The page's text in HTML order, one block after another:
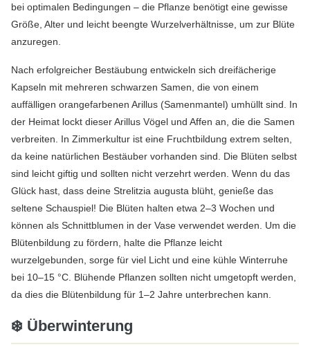
bei optimalen Bedingungen – die Pflanze benötigt eine gewisse
Größe, Alter und leicht beengte Wurzelverhältnisse, um zur Blüte
anzuregen.
Nach erfolgreicher Bestäubung entwickeln sich dreifächerige
Kapseln mit mehreren schwarzen Samen, die von einem
auffälligen orangefarbenen Arillus (Samenmantel) umhüllt sind. In
der Heimat lockt dieser Arillus Vögel und Affen an, die die Samen
verbreiten. In Zimmerkultur ist eine Fruchtbildung extrem selten,
da keine natürlichen Bestäuber vorhanden sind. Die Blüten selbst
sind leicht giftig und sollten nicht verzehrt werden. Wenn du das
Glück hast, dass deine Strelitzia augusta blüht, genieße das
seltene Schauspiel! Die Blüten halten etwa 2–3 Wochen und
können als Schnittblumen in der Vase verwendet werden. Um die
Blütenbildung zu fördern, halte die Pflanze leicht
wurzelgebunden, sorge für viel Licht und eine kühle Winterruhe
bei 10–15 °C. Blühende Pflanzen sollten nicht umgetopft werden,
da dies die Blütenbildung für 1–2 Jahre unterbrechen kann.
❄️ Überwinterung